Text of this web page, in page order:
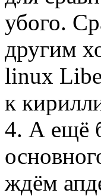
убого.
другим
linux
к
4. А ещё
ждём